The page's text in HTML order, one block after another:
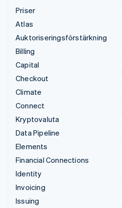
Priser
Atlas
Auktoriseringsförstärkning
Billing
Capital
Checkout
Climate
Connect
Kryptovaluta
Data Pipeline
Elements
Financial Connections
Identity
Invoicing
Issuing